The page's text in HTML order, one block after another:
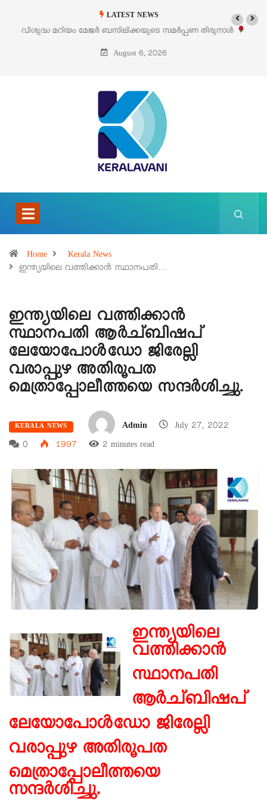
LATEST NEWS
തിരുനാൾ
‘പെറ്റൽസ്’ ലൈഫ് സ്റ്റൈൽ എക്സിബിഷനും
August 6, 2026
Home
Kerala News
ഇന്ത്യയിലെ വത്തിക്കാൻ സ്ഥാനപതി…
ഇന്ത്യയിലെ വത്തിക്കാൻ
സ്ഥാനപതി ആർച്ബിഷപ്
ലേയോപോൾഡോ ജിരേല്ലി
വരാപ്പുഴ അതിരൂപത
മെത്രാപ്പോലീത്തയെ സന്ദർശിച്ചു.
KERALA NEWS Admin
July 27, 2022
0
1997 2 minutes read
ഇന്ത്യയിലെ
വത്തിക്കാൻ
സ്ഥാനപതി
ആർച്ബിഷപ്
ലേയോപോൾഡോ ജിരേല്ലി
വരാപ്പുഴ അതിരൂപത
മെത്രാപ്പോലീത്തയെ
സന്ദർശിച്ചു.